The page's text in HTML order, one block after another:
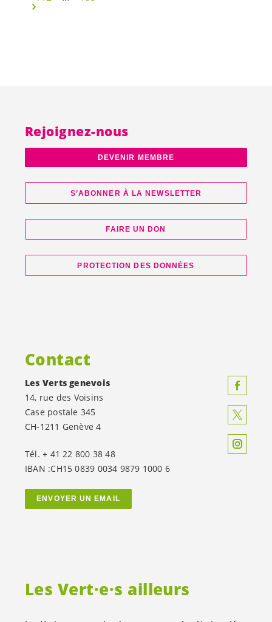
Les Vert·e·s ailleurs
Rejoignez-nous
DEVENIR MEMBRE
S’ABONNER À LA NEWSLETTER
FAIRE UN DON
PROTECTION DES DONNÉES
Contact
Les Verts genevois
14, rue des Voisins
Case postale 345
CH-1211 Genève 4
Tél. + 41 22 800 38 48
IBAN :CH15 0839 0034 9879 1000 6
ENVOYER UN EMAIL